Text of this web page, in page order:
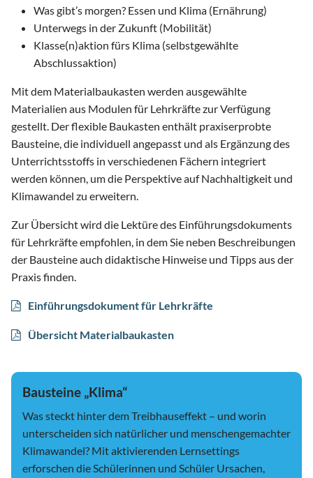
Was gibt’s morgen? Essen und Klima (Ernährung)
Unterwegs in der Zukunft (Mobilität)
Klasse(n)aktion fürs Klima (selbstgewählte
Abschlussaktion)
Mit dem Materialbaukasten werden ausgewählte
Materialien aus Modulen für Lehrkräfte zur Verfügung
gestellt. Der flexible Baukasten enthält praxiserprobte
Bausteine, die individuell angepasst und als Ergänzung des
Unterrichtsstoffs in verschiedenen Fächern integriert
werden können, um die Perspektive auf Nachhaltigkeit und
Klimawandel zu erweitern.
Zur Übersicht wird die Lektüre des Einführungsdokuments
für Lehrkräfte empfohlen, in dem Sie neben Beschreibungen
der Bausteine auch didaktische Hinweise und Tipps aus der
Praxis finden.
Einführungsdokument für Lehrkräfte
Übersicht Materialbaukasten
Bausteine „Klima“
Was steckt hinter dem Treibhauseffekt – und worin
unterscheiden sich natürlicher und menschengemachter
Klimawandel? Mit aktivierenden Lernsettings
erforschen die Schülerinnen und Schüler Ursachen,